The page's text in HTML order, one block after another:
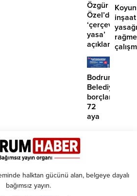
Özgür
Özel’den
‘çerçeve
yasa’
açıklaması:
‘İmza
atma
çabamız
yok’
inşaat
Bodrum
borçlara
72
aya
halktan gücünü alan, belgeye dayalı
bağımsız yayın.